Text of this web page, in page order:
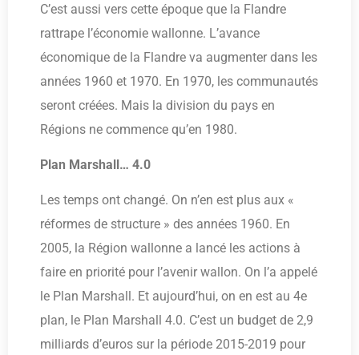
C’est aussi vers cette époque que la Flandre
rattrape l’économie wallonne. L’avance
économique de la Flandre va augmenter dans les
années 1960 et 1970. En 1970, les communautés
seront créées. Mais la division du pays en
Régions ne commence qu’en 1980.
Plan Marshall… 4.0
Les temps ont changé. On n’en est plus aux «
réformes de structure » des années 1960. En
2005, la Région wallonne a lancé les actions à
faire en priorité pour l’avenir wallon. On l’a appelé
le Plan Marshall. Et aujourd’hui, on en est au 4e
plan, le Plan Marshall 4.0. C’est un budget de 2,9
milliards d’euros sur la période 2015-2019 pour